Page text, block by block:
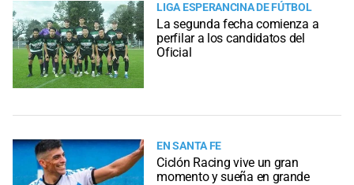
LIGA ESPERANCINA DE FÚTBOL
La segunda fecha comienza a
perfilar a los candidatos del
Oficial
EN SANTA FE
Ciclón Racing vive un gran
momento y sueña en grande